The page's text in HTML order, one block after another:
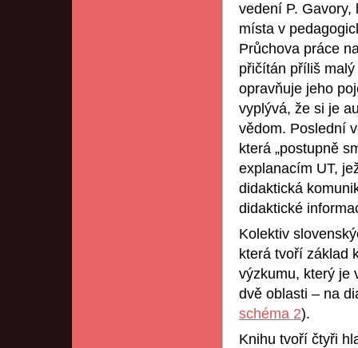
vedení P.
místa v
Průchova práce
přičítán příliš
opravňuje jeho
vyplývá, že si je
vědom. Poslední
která „postupně
explanacím UT,
didaktická
didaktické
Kolektiv
která tvoří základ
výzkumu, který je
dvě oblasti – na
schéma 2).
Knihu tvoří čtyři